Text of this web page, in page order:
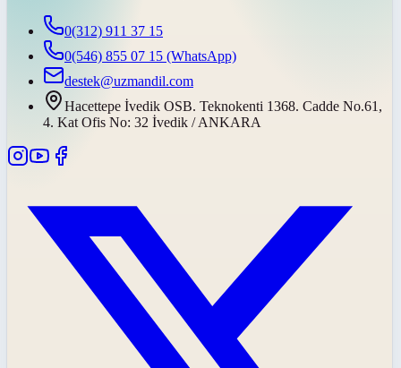
0(312) 911 37 15
0(546) 855 07 15 (WhatsApp)
destek@uzmandil.com
Hacettepe İvedik OSB. Teknokenti 1368. Cadde No.61,
4. Kat Ofis No: 32 İvedik / ANKARA